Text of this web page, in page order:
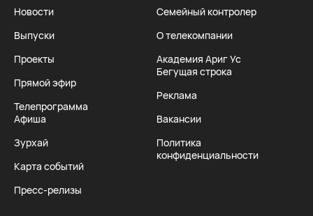
Новости
Выпуски
Проекты
Прямой эфир
Телепрограмма
Афиша
Зурхай
Карта событий
Пресс-релизы
Семейный контролер
О телекомпании
Академия Ариг Ус
Бегущая строка
Реклама
Вакансии
Политика
конфиденциальности